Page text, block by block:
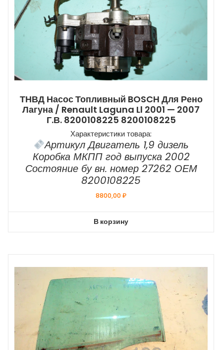
ТНВД Насос Топливный BOSCH Для Рено
Лагуна / Renault Laguna Ll 2001 — 2007
Г.в. 8200108225 8200108225
Характеристики товара:
Артикул Двигатель 1,9 дизель
Коробка МКПП год выпуска 2002
Состояние бу вн. номер 27262 ОЕМ
8200108225
8800,00₽
В корзину